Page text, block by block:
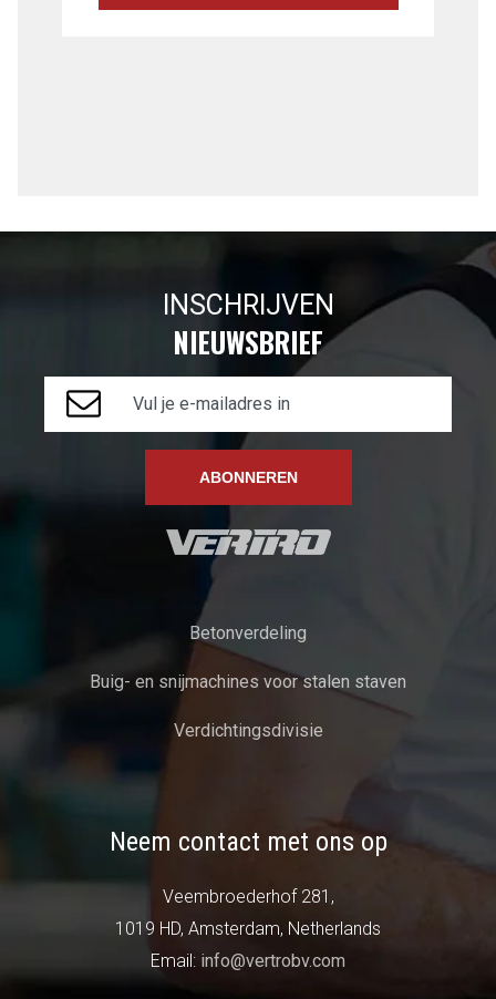
INSCHRIJVEN
NIEUWSBRIEF
Betonverdeling
Buig- en snijmachines voor stalen staven
Verdichtingsdivisie
Neem contact met ons op
Veembroederhof 281,
1019 HD, Amsterdam, Netherlands
Email: info@vertrobv.com